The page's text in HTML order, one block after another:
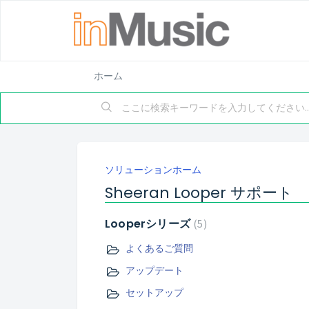
ホーム
ソリューションホーム
Sheeran Looper サポート
Looperシリーズ 5
よくあるご質問
アップデート
セットアップ